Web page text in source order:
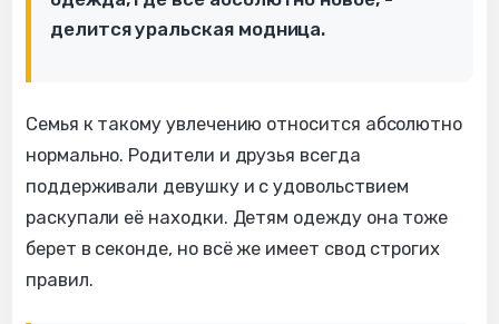
делится уральская модница.
Семья к такому увлечению относится абсолютно
нормально. Родители и друзья всегда
поддерживали девушку и с удовольствием
раскупали её находки. Детям одежду она тоже
берет в секонде, но всё же имеет свод строгих
правил.